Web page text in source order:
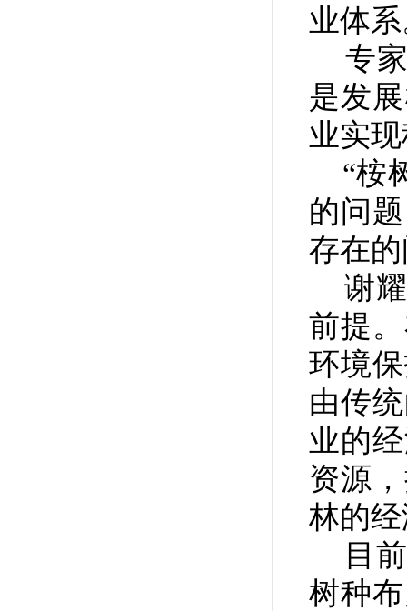
业体
专家
是发
业实
“桉
的问
存在
谢耀
前提
环境
由传
业的
资源
林的
目前
树种